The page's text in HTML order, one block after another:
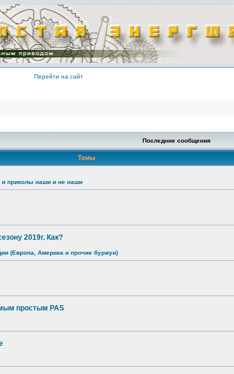
Перейти на сайт
Последние сообщения
Темы
и приколы наши и не наши
2019г. Как?
(Европа, Америка и прочие буржуи)
простым PAS